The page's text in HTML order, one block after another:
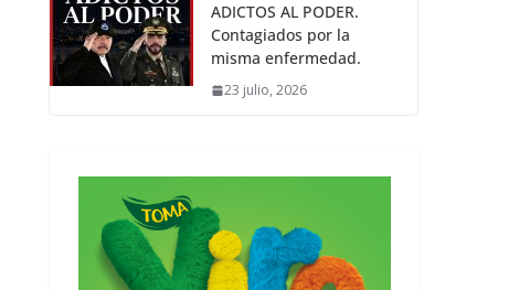
ADICTOS AL PODER.
Contagiados por la
misma enfermedad.
23 julio, 2026